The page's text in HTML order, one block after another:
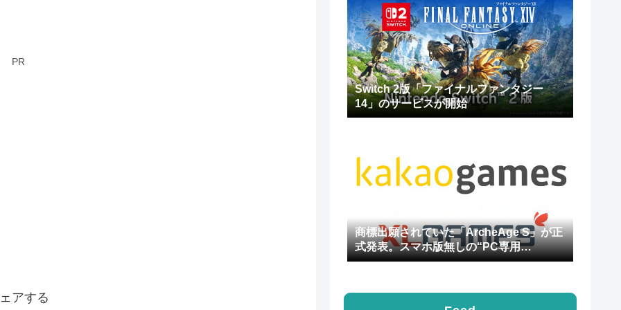
PR
アする
Switch 2版「ファイナルファンタジー
14」のサービスが開始
商標出願されていた「ArcheAge S」が正
式発表。スマホ版無しの“PC専用
MMORPG”